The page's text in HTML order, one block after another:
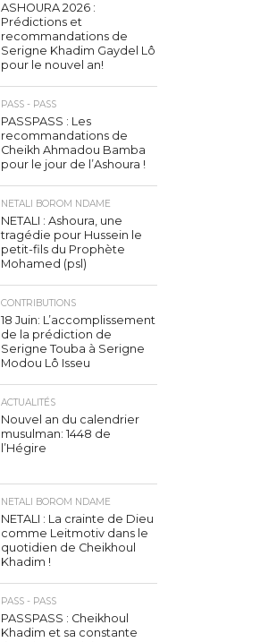
ASHOURA 2026 :
Prédictions et
recommandations de
Serigne Khadim Gaydel Lô
pour le nouvel an!
PASS - PASS
PASSPASS : Les
recommandations de
Cheikh Ahmadou Bamba
pour le jour de l’Ashoura !
NETALI BOROM NDAME
NETALI : Ashoura, une
tragédie pour Hussein le
petit-fils du Prophète
Mohamed (psl)
CONTRIBUTIONS
18 Juin: L’accomplissement
de la prédiction de
Serigne Touba à Serigne
Modou Lô Isseu
ACTUALITÉS
Nouvel an du calendrier
musulman: 1448 de
l’Hégire
NETALI BOROM NDAME
NETALI : La crainte de Dieu
comme Leitmotiv dans le
quotidien de Cheikhoul
Khadim !
PASS - PASS
PASSPASS : Cheikhoul
Khadim et sa constante